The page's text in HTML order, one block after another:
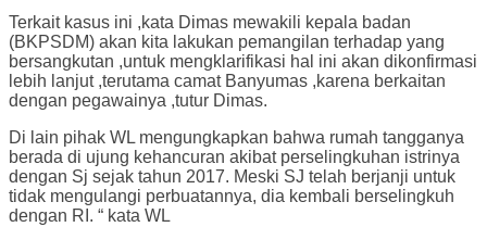
Terkait kasus ini ,kata Dimas mewakili kepala badan
(BKPSDM) akan kita lakukan pemangilan terhadap yang
bersangkutan ,untuk mengklarifikasi hal ini akan dikonfirmasi
lebih lanjut ,terutama camat Banyumas ,karena berkaitan
dengan pegawainya ,tutur Dimas.
Di lain pihak WL mengungkapkan bahwa rumah tangganya
berada di ujung kehancuran akibat perselingkuhan istrinya
dengan Sj sejak tahun 2017. Meski SJ telah berjanji untuk
tidak mengulangi perbuatannya, dia kembali berselingkuh
dengan RI. “ kata WL